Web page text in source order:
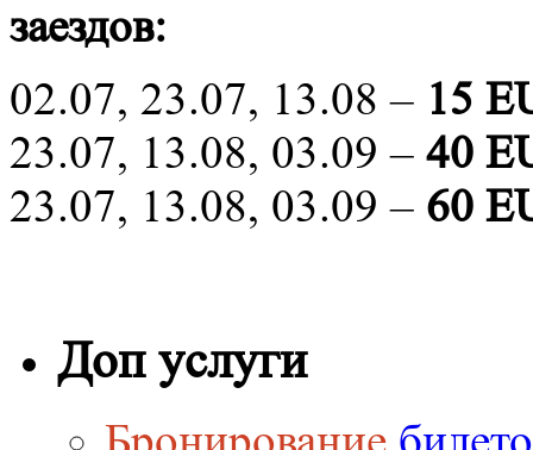
заездов:
02.07, 23.07, 13.08 – 15
23.07, 13.08, 03.09 – 40
23.07, 13.08, 03.09 – 60
Доп услуги